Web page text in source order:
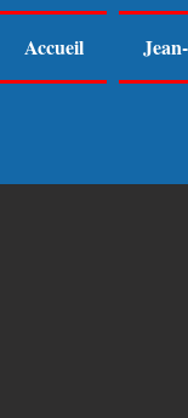
Accueil